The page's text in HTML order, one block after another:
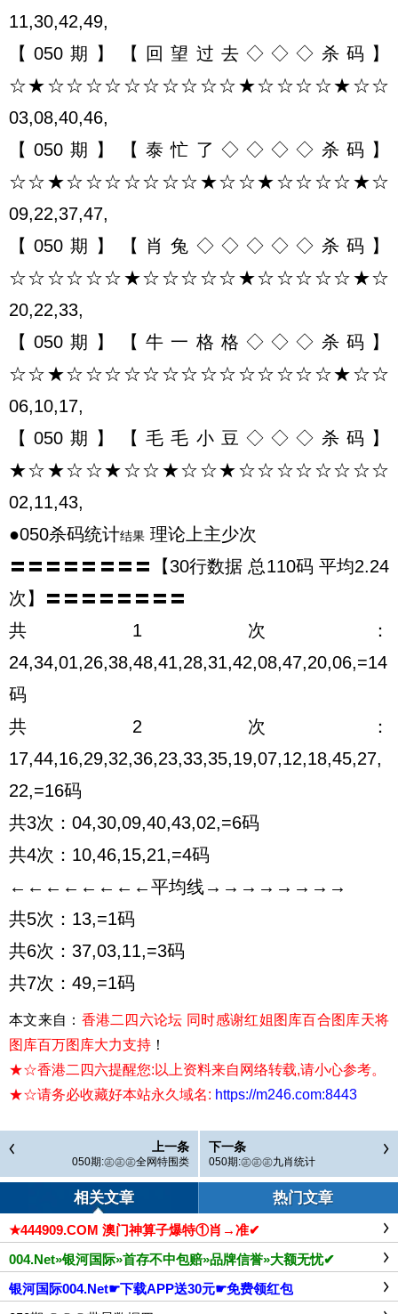
11,30,42,49,
【050期】【回望过去◇◇◇杀码】
☆★☆☆☆☆☆☆☆☆☆☆★☆☆☆☆★☆☆
03,08,40,46,
【050期】【泰忙了◇◇◇◇杀码】
☆☆★☆☆☆☆☆☆☆★☆☆★☆☆☆☆★☆
09,22,37,47,
【050期】【肖兔◇◇◇◇◇杀码】
☆☆☆☆☆☆★☆☆☆☆☆★☆☆☆☆☆★☆
20,22,33,
【050期】【牛一格格◇◇◇杀码】
☆☆★☆☆☆☆☆☆☆☆☆☆☆☆☆☆★☆☆
06,10,17,
【050期】【毛毛小豆◇◇◇杀码】
★☆★☆☆★☆☆★☆☆★☆☆☆☆☆☆☆☆
02,11,43,
●050杀码统计结果 理论上主少次
〓〓〓〓〓〓〓〓【30行数据 总110码 平均2.24
次】〓〓〓〓〓〓〓〓
共1次：
24,34,01,26,38,48,41,28,31,42,08,47,20,06,=14
码
共2次：
17,44,16,29,32,36,23,33,35,19,07,12,18,45,27,
22,=16码
共3次：04,30,09,40,43,02,=6码
共4次：10,46,15,21,=4码
←←←←←←←←平均线→→→→→→→→
共5次：13,=1码
共6次：37,03,11,=3码
共7次：49,=1码
本文来自： 香港二四六论坛 同时感谢红姐图库百合图库天将
图库百万图库大力支持 ！
★☆香港二四六提醒您:以上资料来自网络转载,请小心参考。
★☆请务必收藏好本站永久域名: https://m246.com:8443
上一条
050期:㊣㊣㊣全网特围类
下一条
050期:㊣㊣㊣九肖统计
相关文章 热门文章
★444909.COM 澳门神算子爆特①肖→准✔
004.Net»银河国际»首存不中包赔»品牌信誉»大额无忧✔
银河国际004.Net☛下载APP送30元☛免费领红包